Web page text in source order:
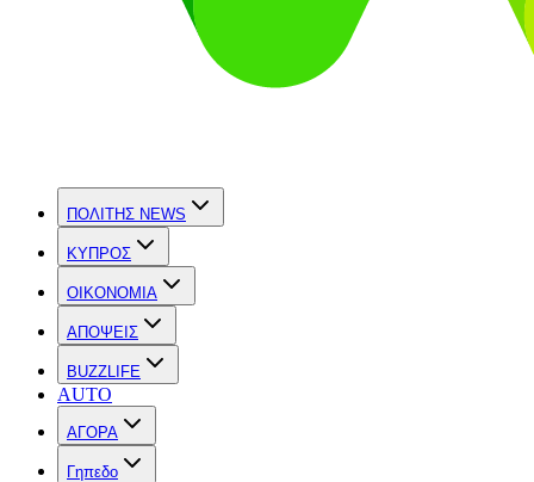
ΠΟΛΙΤΗΣ NEWS
ΚΥΠΡΟΣ
OIKONOMIA
ΑΠΟΨΕΙΣ
BUZZLIFE
AUTO
ΑΓΟΡΑ
Γηπεδο